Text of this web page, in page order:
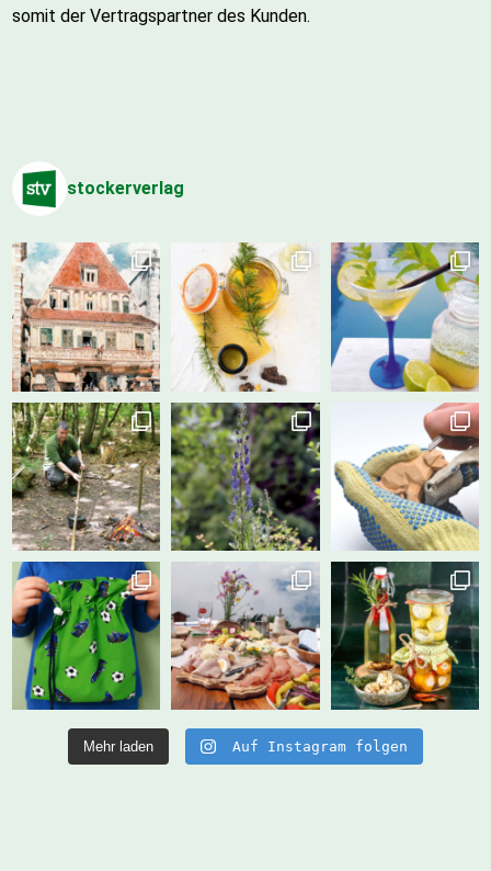
somit der Vertragspartner des Kunden.
stockerverlag
Mehr laden Auf Instagram folgen